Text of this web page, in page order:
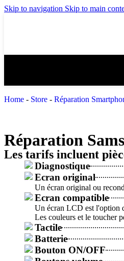
Skip to navigation Skip to main
Home - Store - Réparation
Réparation
Les tarifs incluent
Diagnostique
Ecran original
Un écran original ou
Ecran compatible
Un écran LCD est l'option
Les couleurs et le toucher
Tactile
Batterie
Bouton ON/OFF